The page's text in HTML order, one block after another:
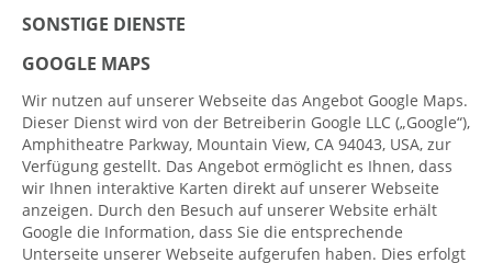
SONSTIGE DIENSTE
GOOGLE MAPS
Wir nutzen auf unserer Webseite das Angebot Google Maps.
Dieser Dienst wird von der Betreiberin Google LLC („Google“),
Amphitheatre Parkway, Mountain View, CA 94043, USA, zur
Verfügung gestellt. Das Angebot ermöglicht es Ihnen, dass
wir Ihnen interaktive Karten direkt auf unserer Webseite
anzeigen. Durch den Besuch auf unserer Website erhält
Google die Information, dass Sie die entsprechende
Unterseite unserer Webseite aufgerufen haben. Dies erfolgt